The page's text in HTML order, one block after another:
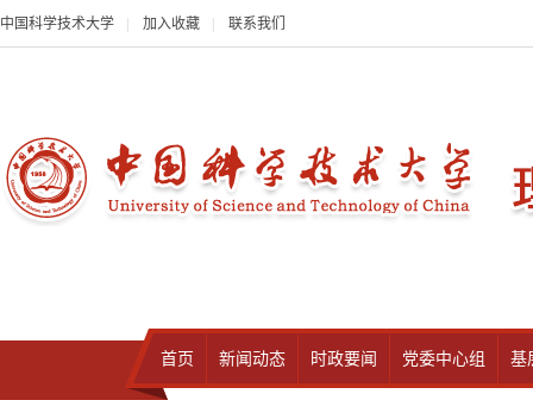
中国科学技术大学 加入收藏 联系我们
首页 新闻动态 时政要闻 党委中心组 基